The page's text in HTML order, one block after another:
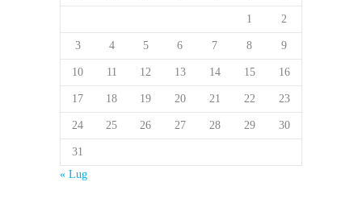
1 2
3 4 5 6 7 8 9
10 11 12 13 14 15 16
17 18 19 20 21 22 23
24 25 26 27 28 29 30
31
« Lug